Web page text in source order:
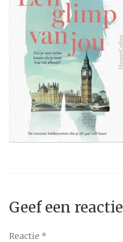
Geef een reactie
Reactie *